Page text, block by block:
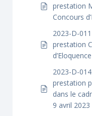
prestation
Concours
2023-D-
prestation
2023-D-
prestation
dans le
9 avril 2023